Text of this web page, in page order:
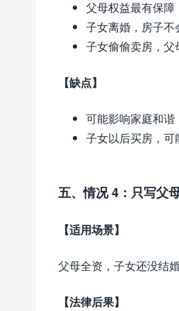
父母权益最有保障
子女离婚，房子不
子女偷偷卖房，父
【缺点】
可能影响家庭和谐
子女以后买房，可
五、情况 4：只写父
【适用场景】
父母全资，子女还没结
【法律后果】